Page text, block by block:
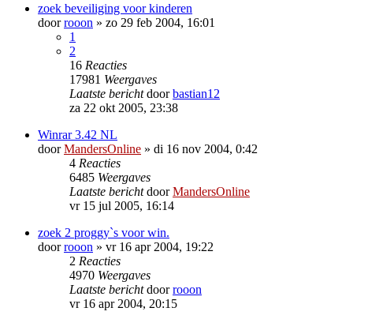
zoek beveiliging voor kinderen
doorrooon » zo 29 feb 2004, 16:01
1
2
16 Reacties
17981 Weergaves
Laatste berichtdoorbastian12
za 22 okt 2005, 23:38
Winrar 3.42 NL
doorMandersOnline » di 16 nov 2004, 0:42
4 Reacties
6485 Weergaves
Laatste berichtdoorMandersOnline
vr 15 jul 2005, 16:14
zoek 2 proggy`s voor win.
doorrooon » vr 16 apr 2004, 19:22
2 Reacties
4970 Weergaves
Laatste berichtdoorrooon
vr 16 apr 2004, 20:15